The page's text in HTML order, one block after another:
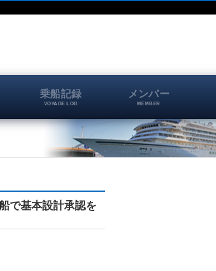
乗船記録
VOYAGE LOG
メンバー
MEMBER
で基本設計承認を